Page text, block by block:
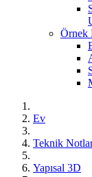
Örnek
Ev
Teknik
Yapısal 3D